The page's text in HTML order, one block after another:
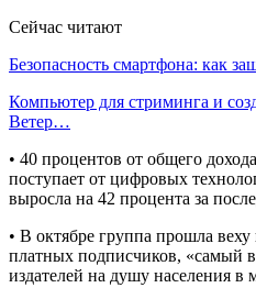
Сейчас читают
Безопасность смартфона: как
Компьютер для стриминга и
Ветер…
• 40 процентов от общего
поступает от цифровых
выросла на 42 процента за
• В октябре группа прошла
платных подписчиков, «самый
издателей на душу населения